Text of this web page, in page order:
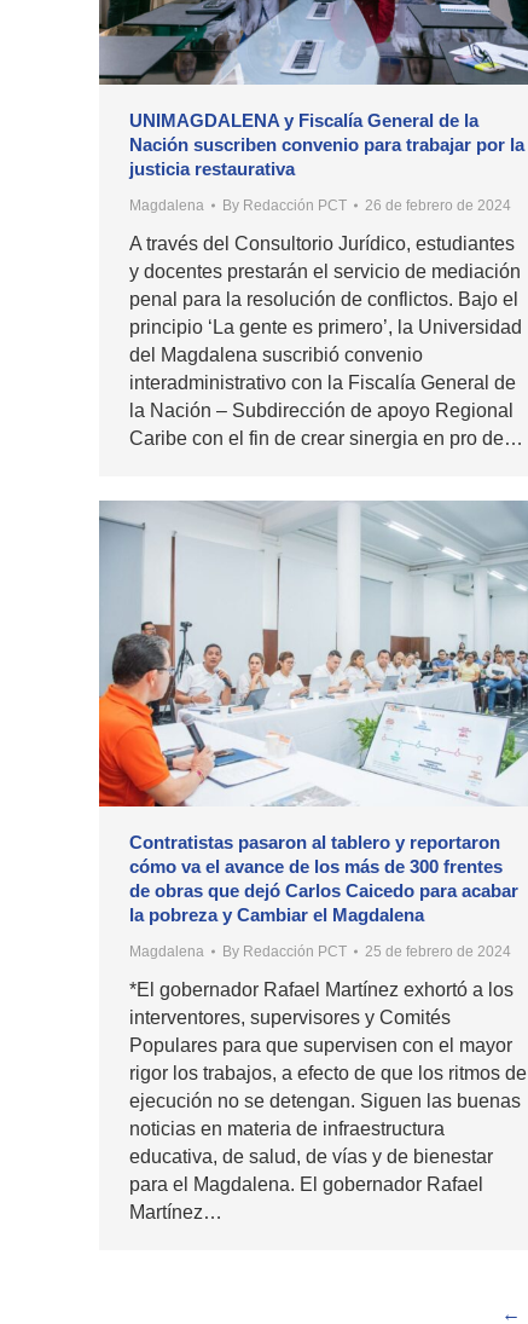
UNIMAGDALENA y Fiscalía General de la
Nación suscriben convenio para trabajar por la
justicia restaurativa
Magdalena By Redacción PCT 26 de febrero de 2024
A través del Consultorio Jurídico, estudiantes
y docentes prestarán el servicio de mediación
penal para la resolución de conflictos. Bajo el
principio ‘La gente es primero’, la Universidad
del Magdalena suscribió convenio
interadministrativo con la Fiscalía General de
la Nación – Subdirección de apoyo Regional
Caribe con el fin de crear sinergia en pro de…
Contratistas pasaron al tablero y reportaron
cómo va el avance de los más de 300 frentes
de obras que dejó Carlos Caicedo para acabar
la pobreza y Cambiar el Magdalena
Magdalena By Redacción PCT 25 de febrero de 2024
*El gobernador Rafael Martínez exhortó a los
interventores, supervisores y Comités
Populares para que supervisen con el mayor
rigor los trabajos, a efecto de que los ritmos de
ejecución no se detengan. Siguen las buenas
noticias en materia de infraestructura
educativa, de salud, de vías y de bienestar
para el Magdalena. El gobernador Rafael
Martínez…
←